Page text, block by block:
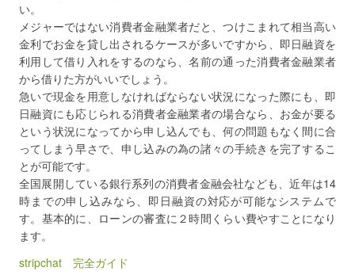
い。
メジャーではない消費者金融業者だと、つけこまれて相当高い
金利でお金を貸し出されるケースが多いですから、即日融資を
利用して借り入れをするのなら、名前の通った消費者金融業者
から借りた方がいいでしょう。
急いで現金を用意しなければならない状況になった際にも、即
日融資にも応じられる消費者金融業者の場合なら、お金が要る
という状況になってから申し込んでも、何の問題もなく間に合
ってしまう早さで、申し込みの為の諸々の手続きを完了するこ
とが可能です。
全国展開している銀行系列の消費者金融会社なども、近年は14
時までの申し込みなら、即日融資の対応が可能なシステムで
す。基本的に、ローンの審査に２時間くらい費やすことになり
ます。
stripchat 完全ガイド